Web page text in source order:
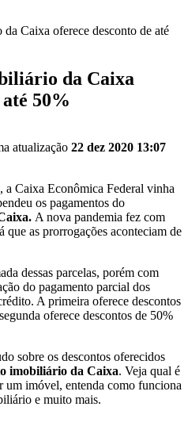
Caixa oferece desconto de até
da Caixa
50%
atualização 22 dez 2020 13:07
a Caixa Econômica Federal vinha
os pagamentos do
A nova pandemia fez com
que as prorrogações aconteciam de
dessas parcelas, porém com
do pagamento parcial dos
A primeira oferece descontos
oferece descontos de 50%
sobre os descontos oferecidos
imobiliário da Caixa. Veja qual é
um imóvel, entenda como funciona
e muito mais.